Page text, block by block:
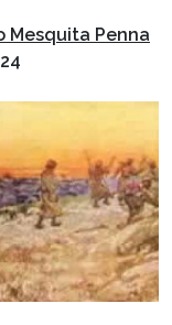
Mesquita Penna